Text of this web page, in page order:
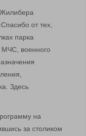
от тех,
парка
МЧС, военного
Здесь
на
за столиком